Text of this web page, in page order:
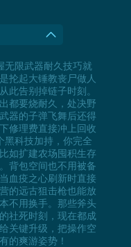
无限武器耐久技巧就
抡起大锤教丧尸做人
此告别掉链子时刻。
都要烧耐久，处决野
器的子弹飞舞后还得
修理费直接冲上回收
黑科技加持，你完全
如扩建农场囤积生存
背包空间也不用被备
血疫之心刷新时直接
的远古狙击枪也能放
不用换手。那些斧头
社死时刻，现在都成
关键升级，把操作空
的爽游姿势！